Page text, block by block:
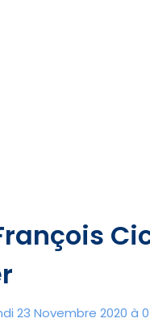
23 Novembre 2020 à